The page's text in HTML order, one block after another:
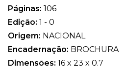
Páginas: 106
Edição: 1 - 0
Origem: NACIONAL
Encadernação: BROCHURA
Dimensões: 16 x 23 x 0.7